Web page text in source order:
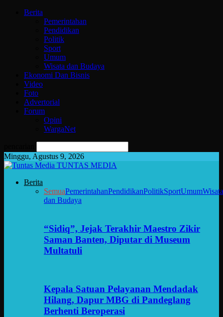
Berita
Pemerintahan
Pendidikan
Politik
Sport
Umum
Wisata dan Budaya
Ekonomi Dan Bisnis
Video
Foto
Advertorial
Forum
Opini
WargaNet
Minggu, Agustus 9, 2026
TUNTAS MEDIA
Berita
SemuaPemerintahanPendidikanPolitikSportUmumWisata
dan Budaya
“Sidiq”, Jejak Terakhir Maestro Zikir
Saman Banten, Diputar di Museum
Multatuli
Kepala Satuan Pelayanan Mendadak
Hilang, Dapur MBG di Pandeglang
Berhenti Beroperasi